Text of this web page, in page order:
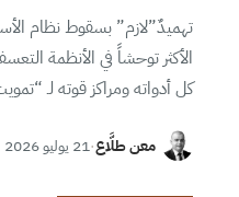
تهميدٌ”لازم” بسقوط نظام
الأكثر توحشاً في الأنظمة
كل أدواته ومراكز قوته لـ
معن طلَّاع·21 يوليو 2026